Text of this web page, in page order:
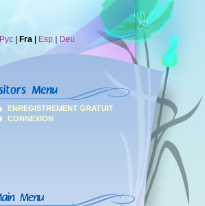
Рус Fra Esp Deu
ENREGISTREMENT GRATUIT
CONNEXION